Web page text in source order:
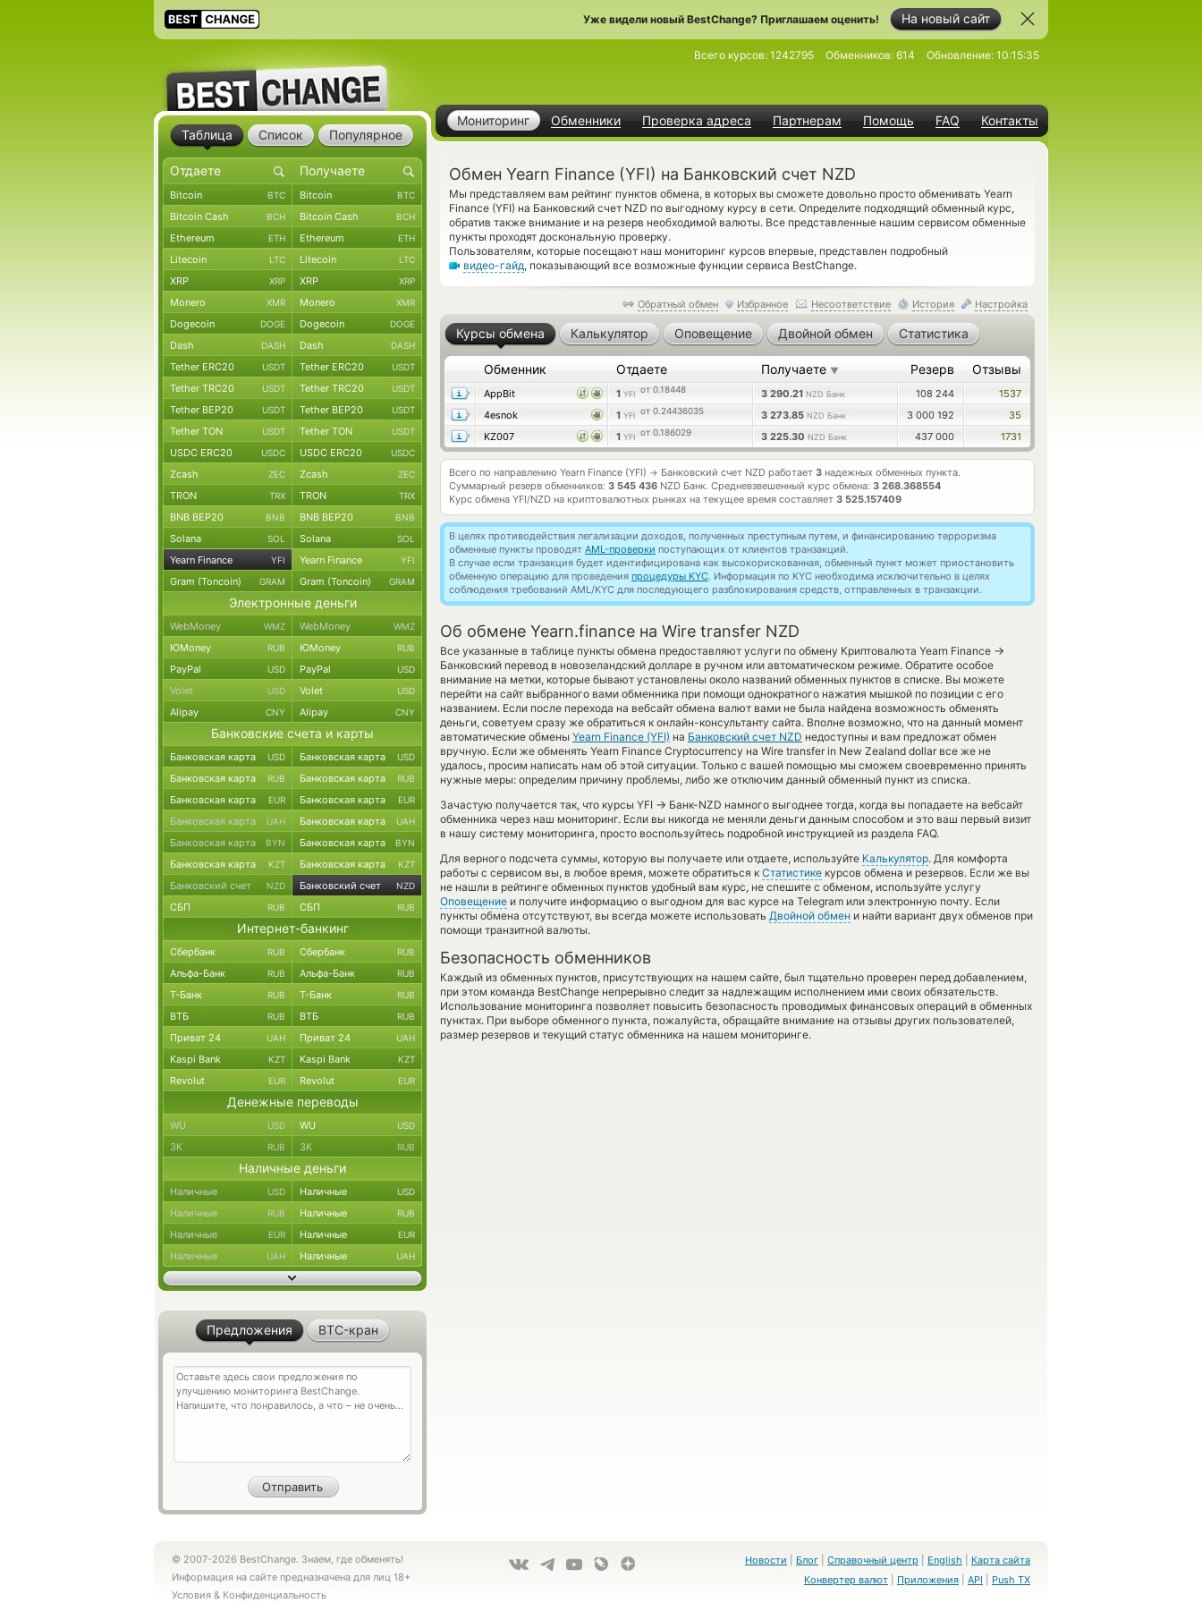
На новый сайт
Уже видели новый BestChange? Приглашаем оценить!
Мониторинг Обменники Проверка адреса Партнерам Помощь FAQ Контакты
Всего курсов: 1242795 Обменников: 614 Обновление: 10:15:35
Обмен Yearn Finance (YFI) на Банковский счет NZD
Мы представляем вам рейтинг пунктов обмена, в которых вы сможете довольно просто обменивать Yearn
Finance (YFI) на Банковский счет NZD по выгодному курсу в сети. Определите подходящий обменный курс,
обратив также внимание и на резерв необходимой валюты. Все представленные нашим сервисом обменные
пункты проходят доскональную проверку.
Пользователям, которые посещают наш мониторинг курсов впервые, представлен подробный
видео-гайд, показывающий все возможные функции сервиса BestChange.
Обратный обмен Избранное Несоответствие История Настройка
Курсы обмена Калькулятор Оповещение Двойной обмен Статистика
Обменник Отдаете Получаете ▼ Резерв Отзывы
AppBit 1 YFI от 0.18448 3 290.21 NZD Банк 108 244
1537
4esnok
1 YFI от 0.24436035 3 273.85 NZD Банк 3 000 192
35
KZ007
1 YFI от 0.186029 3 225.30 NZD Банк 437 000 1731
Всего по направлению Yearn Finance (YFI) → Банковский счет NZD работает 3 надежных обменных пункта.
Суммарный резерв обменников: 3 545 436 NZD Банк. Средневзвешенный курс обмена: 3 268.368554
Курс обмена YFI/NZD на криптовалютных рынках на текущее время составляет 3 525.157409
В целях противодействия легализации доходов, полученных преступным путем, и финансированию терроризма
обменные пункты проводят AML-проверки поступающих от клиентов транзакций.
В случае если транзакция будет идентифицирована как высокорискованная, обменный пункт может приостановить
обменную операцию для проведения процедуры KYC. Информация по KYC необходима исключительно в целях
соблюдения требований AML/KYC для последующего разблокирования средств, отправленных в транзакции.
Об обмене Yearn.finance на Wire transfer NZD
Все указанные в таблице пункты обмена предоставляют услуги по обмену Криптовалюта Yearn Finance →
Банковский перевод в новозеландский долларе в ручном или автоматическом режиме. Обратите особое
внимание на метки, которые бывают установлены около названий обменных пунктов в списке. Вы можете
перейти на сайт выбранного вами обменника при помощи однократного нажатия мышкой по позиции с его
названием. Если после перехода на вебсайт обмена валют вами не была найдена возможность обменять
деньги, советуем сразу же обратиться к онлайн-консультанту сайта. Вполне возможно, что на данный момент
автоматические обмены Yearn Finance (YFI) на Банковский счет NZD недоступны и вам предложат обмен
вручную. Если же обменять Yearn Finance Cryptocurrency на Wire transfer in New Zealand dollar все же не
удалось, просим написать нам об этой ситуации. Только с вашей помощью мы сможем своевременно принять
нужные меры: определим причину проблемы, либо же отключим данный обменный пункт из списка.
Зачастую получается так, что курсы YFI → Банк-NZD намного выгоднее тогда, когда вы попадаете на вебсайт
обменника через наш мониторинг. Если вы никогда не меняли деньги данным способом и это ваш первый визит
в нашу систему мониторинга, просто воспользуйтесь подробной инструкцией из раздела FAQ.
Для верного подсчета суммы, которую вы получаете или отдаете, используйте Калькулятор. Для комфорта
работы с сервисом вы, в любое время, можете обратиться к Статистике курсов обмена и резервов. Если же вы
не нашли в рейтинге обменных пунктов удобный вам курс, не спешите с обменом, используйте услугу
Оповещение и получите информацию о выгодном для вас курсе на Telegram или электронную почту. Если
пункты обмена отсутствуют, вы всегда можете использовать Двойной обмен и найти вариант двух обменов при
помощи транзитной валюты.
Безопасность обменников
Каждый из обменных пунктов, присутствующих на нашем сайте, был тщательно проверен перед добавлением,
при этом команда BestChange непрерывно следит за надлежащим исполнением ими своих обязательств.
Использование мониторинга позволяет повысить безопасность проводимых финансовых операций в обменных
пунктах. При выборе обменного пункта, пожалуйста, обращайте внимание на отзывы других пользователей,
размер резервов и текущий статус обменника на нашем мониторинге.
Таблица Список Популярное
Bitcoin BTC Bitcoin BTC
Bitcoin Cash BCH Bitcoin Cash BCH
Ethereum ETH Ethereum ETH
Litecoin LTC Litecoin LTC
XRP XRP XRP XRP
Monero XMR Monero XMR
Dogecoin DOGE Dogecoin DOGE
Dash DASH Dash DASH
Tether ERC20 USDT Tether ERC20 USDT
Tether TRC20 USDT Tether TRC20 USDT
Tether BEP20 USDT Tether BEP20 USDT
Tether TON USDT Tether TON USDT
USDC ERC20 USDC USDC ERC20 USDC
Zcash ZEC Zcash ZEC
TRON TRX TRON TRX
BNB BEP20 BNB BNB BEP20 BNB
Solana SOL Solana SOL
Yearn Finance YFI Yearn Finance YFI
Gram (Toncoin) GRAM Gram (Toncoin) GRAM
Электронные деньги
WebMoney WMZ WebMoney WMZ
ЮMoney RUB ЮMoney RUB
PayPal USD PayPal USD
Volet USD Volet USD
Alipay CNY Alipay CNY
Банковские счета и карты
Банковская карта USD Банковская карта USD
Банковская карта RUB Банковская карта RUB
Банковская карта EUR Банковская карта EUR
Банковская карта UAH Банковская карта UAH
Банковская карта BYN Банковская карта BYN
Банковская карта KZT Банковская карта KZT
Банковский счет NZD Банковский счет NZD
СБП RUB СБП RUB
Интернет-банкинг
Сбербанк RUB Сбербанк RUB
Альфа-Банк RUB Альфа-Банк RUB
Т-Банк RUB Т-Банк RUB
ВТБ RUB ВТБ RUB
Приват 24 UAH Приват 24 UAH
Kaspi Bank KZT Kaspi Bank KZT
Revolut EUR Revolut EUR
Денежные переводы
WU USD WU USD
ЗК RUB ЗК RUB
Наличные деньги
Наличные USD Наличные USD
Наличные RUB Наличные RUB
Наличные EUR Наличные EUR
Наличные UAH Наличные UAH
Предложения BTC-кран
© 2007-2026 BestChange. Знаем, где обменять!
Информация на сайте предназначена для лиц 18+
Условия & Конфиденциальность
Новости Блог Справочный центр English
Карта сайта
Конвертер валют
Приложения API Push TX